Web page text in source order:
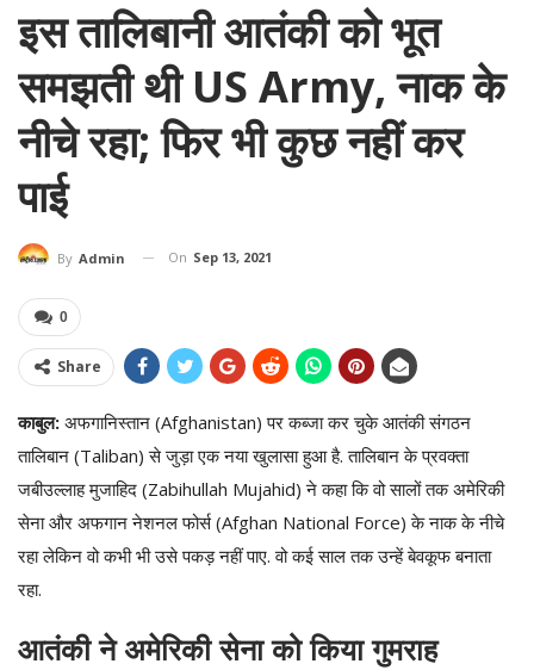
इस तालिबानी आतंकी को भूत
समझती थी US Army, नाक के
नीचे रहा; फिर भी कुछ नहीं कर
पाई
By Admin On Sep 13, 2021
0
Share
काबुल: अफगानिस्तान (Afghanistan) पर कब्जा कर चुके आतंकी संगठन
तालिबान (Taliban) से जुड़ा एक नया खुलासा हुआ है. तालिबान के प्रवक्ता
जबीउल्लाह मुजाहिद (Zabihullah Mujahid) ने कहा कि वो सालों तक अमेरिकी
सेना और अफगान नेशनल फोर्स (Afghan National Force) के नाक के नीचे
रहा लेकिन वो कभी भी उसे पकड़ नहीं पाए. वो कई साल तक उन्हें बेवकूफ बनाता
रहा.
आतंकी ने अमेरिकी सेना को किया गुमराह